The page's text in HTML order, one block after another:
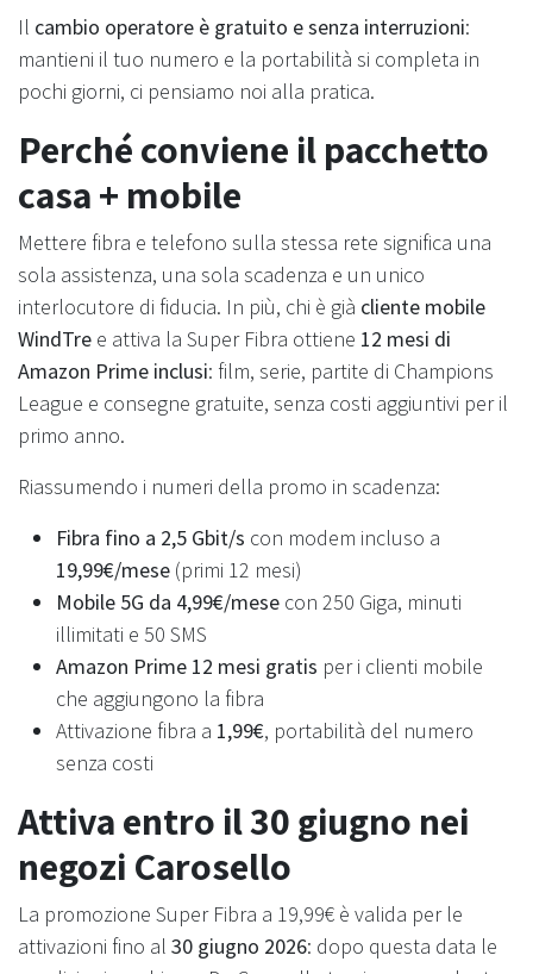
Il cambio operatore è gratuito e senza interruzioni:
mantieni il tuo numero e la portabilità si completa in
pochi giorni, ci pensiamo noi alla pratica.
Perché conviene il pacchetto
casa + mobile
Mettere fibra e telefono sulla stessa rete significa una
sola assistenza, una sola scadenza e un unico
interlocutore di fiducia. In più, chi è già cliente mobile
WindTre e attiva la Super Fibra ottiene 12 mesi di
Amazon Prime inclusi: film, serie, partite di Champions
League e consegne gratuite, senza costi aggiuntivi per il
primo anno.
Riassumendo i numeri della promo in scadenza:
Fibra fino a 2,5 Gbit/s con modem incluso a
19,99€/mese (primi 12 mesi)
Mobile 5G da 4,99€/mese con 250 Giga, minuti
illimitati e 50 SMS
Amazon Prime 12 mesi gratis per i clienti mobile
che aggiungono la fibra
Attivazione fibra a 1,99€, portabilità del numero
senza costi
Attiva entro il 30 giugno nei
negozi Carosello
La promozione Super Fibra a 19,99€ è valida per le
attivazioni fino al 30 giugno 2026: dopo questa data le